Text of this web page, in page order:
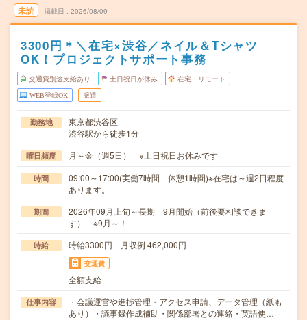
未読 掲載日 2026/08/09
3300円＊＼在宅×渋谷／ネイル＆Tシャツ
OK！プロジェクトサポート事務
交通費別途支給あり 土日祝日が休み 在宅・リモート
WEB登録OK 派遣
勤務地
東京都渋谷区
渋谷駅から徒歩1分
曜日頻度 月～金（週5日） ※土日祝日お休みです
時間
09:00～17:00(実働7時間 休憩1時間)※在宅は～週2日程度
あります。
期間
2026年09月上旬～長期 9月開始（前後要相談できま
す） ※9月～！
時給 時給3300円 月収例 462,000円
交通費
全額支給
仕事内容
・会議運営や進捗管理・アクセス申請、データ管理（紙も
あり）・議事録作成補助・関係部署との連絡・英語使…